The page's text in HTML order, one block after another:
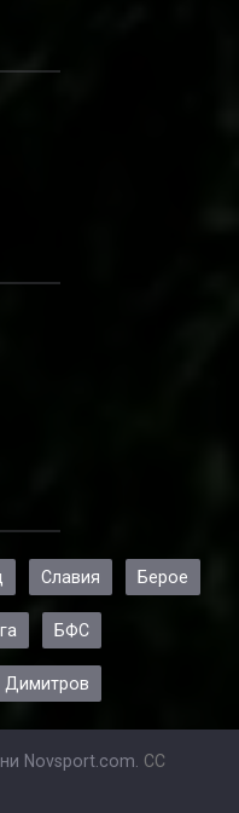
Славия Берое
БФС
Димитров
Novsport.com. CC